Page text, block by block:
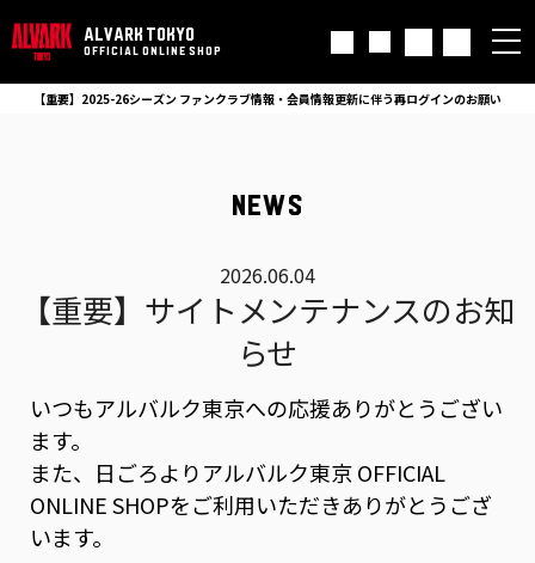
ALVARK TOKYO
OFFICIAL ONLINE SHOP
【重要】2025-26シーズン ファンクラブ情報・会員情報更新に伴う再ログインのお願い
NEWS
2026.06.04
【重要】サイトメンテナンスのお知
らせ
いつもアルバルク東京への応援ありがとうござい
ます。
また、日ごろよりアルバルク東京 OFFICIAL
ONLINE SHOPをご利用いただきありがとうござ
います。